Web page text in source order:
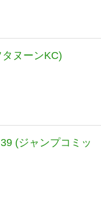
ヌーンKC)
(ジャンプコミッ